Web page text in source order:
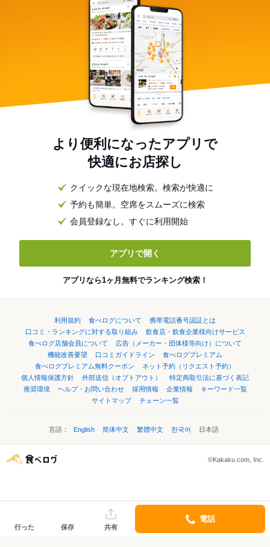
より便利になったアプリで
快適にお店探し
クイックな現在地検索。検索が快適に
予約も簡単。空席をスムーズに検索
会員登録なし。すぐに利用開始
アプリで開く
アプリなら1ヶ月無料でランキング検索！
利用規約 食べログについて
携帯電話番号認証とは
口コミ・ランキングに対する取り組み
飲食店・飲食企業様向けサービス
食べログ店舗会員について
広告（メーカー・団体様等向け）について
機能改善要望
口コミガイドライン
食べログプレミアム
食べログプレミアム無料クーポン
ネット予約（リクエスト予約）
個人情報保護方針
外部送信（オプトアウト）
特定商取引法に基づく表記
推奨環境
ヘルプ・お問い合わせ 採用情報 企業情報
キーワード一覧
サイトマップ
チェーン一覧
言語： English 简体中文 繁體中文 한국어 日本語
©Kakaku.com, Inc.
行った 保存 共有
電話